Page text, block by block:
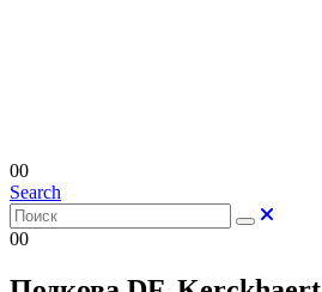
00
Search
00